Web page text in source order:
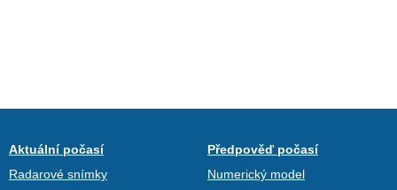
Aktuální počasí
Radarové snímky
Předpověď počasí
Numerický model